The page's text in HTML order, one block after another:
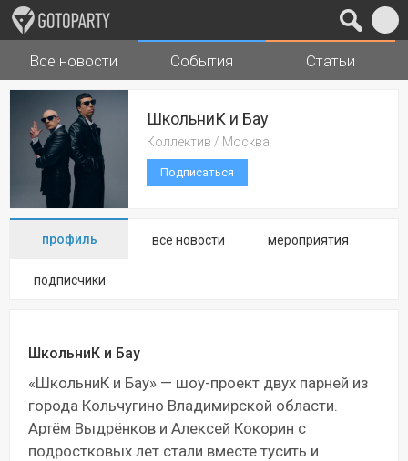
Города Музыка
Все новости События Статьи
ШкольниК и Бау
Коллектив / Москва
Подписаться
профиль все новости мероприятия
подписчики
ШкольниК и Бау
«ШкольниК и Бау» — шоу-проект двух парней из
города Кольчугино Владимирской области.
Артём Выдрёнков и Алексей Кокорин с
подростковых лет стали вместе тусить и